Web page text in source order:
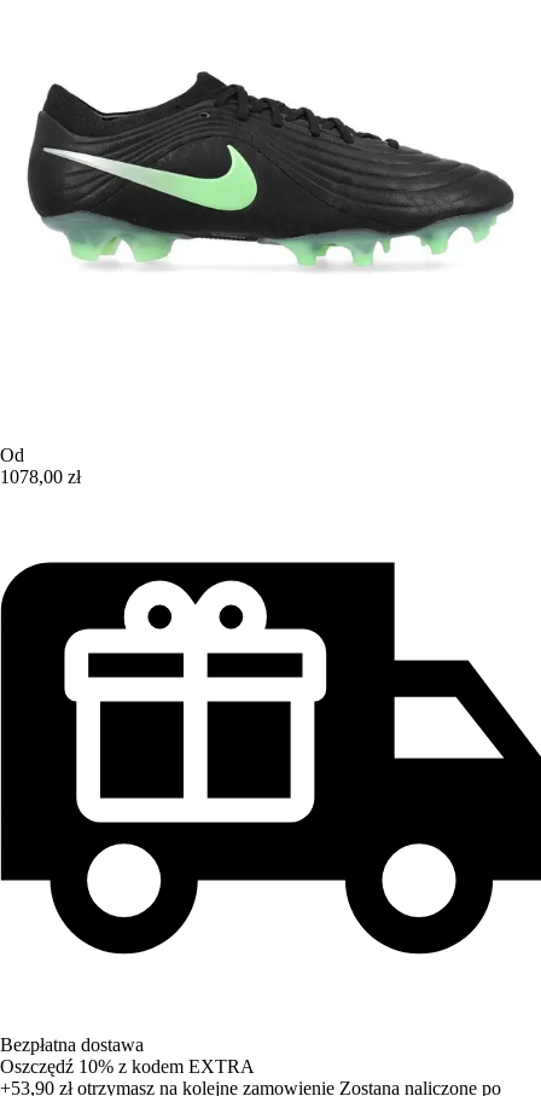
Od
1078,00 zł
Bezpłatna dostawa
Oszczędź 10% z kodem EXTRA
+53,90 złotrzymasz na kolejne zamowienie Zostana naliczone po